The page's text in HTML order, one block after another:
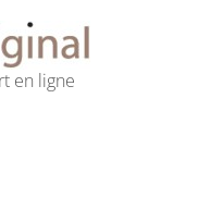
en ligne